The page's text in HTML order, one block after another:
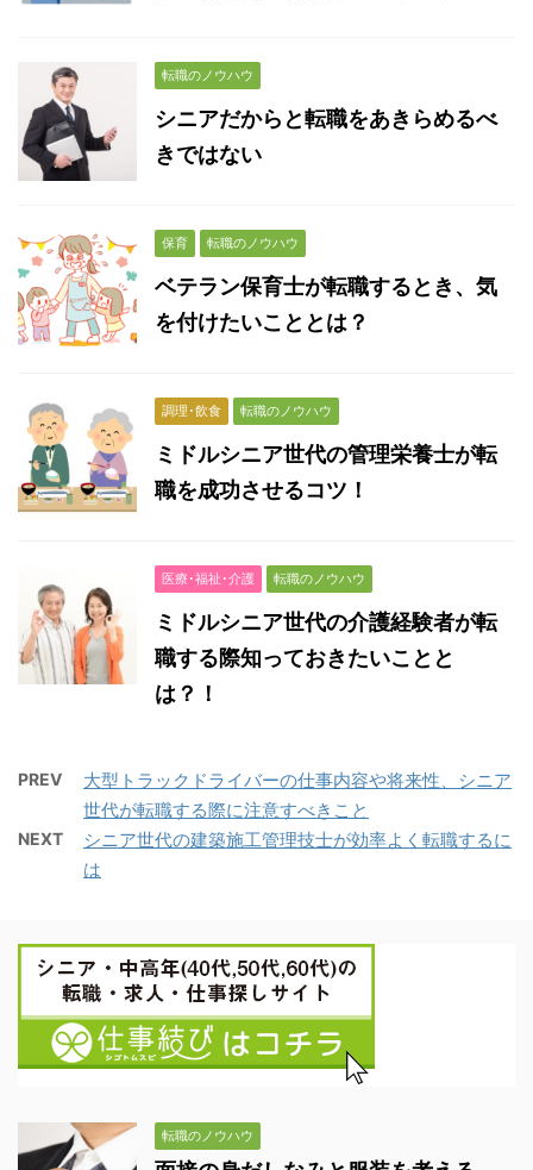
転職のノウハウ
シニアだからと転職をあきらめるべ
きではない
保育 転職のノウハウ
ベテラン保育士が転職するとき、気
を付けたいこととは？
調理･飲食 転職のノウハウ
ミドルシニア世代の管理栄養士が転
職を成功させるコツ！
医療･福祉･介護 転職のノウハウ
ミドルシニア世代の介護経験者が転
職する際知っておきたいことと
は？！
PREV
大型トラックドライバーの仕事内容や将来性、シニア
世代が転職する際に注意すべきこと
NEXT
シニア世代の建築施工管理技士が効率よく転職するに
は
転職のノウハウ